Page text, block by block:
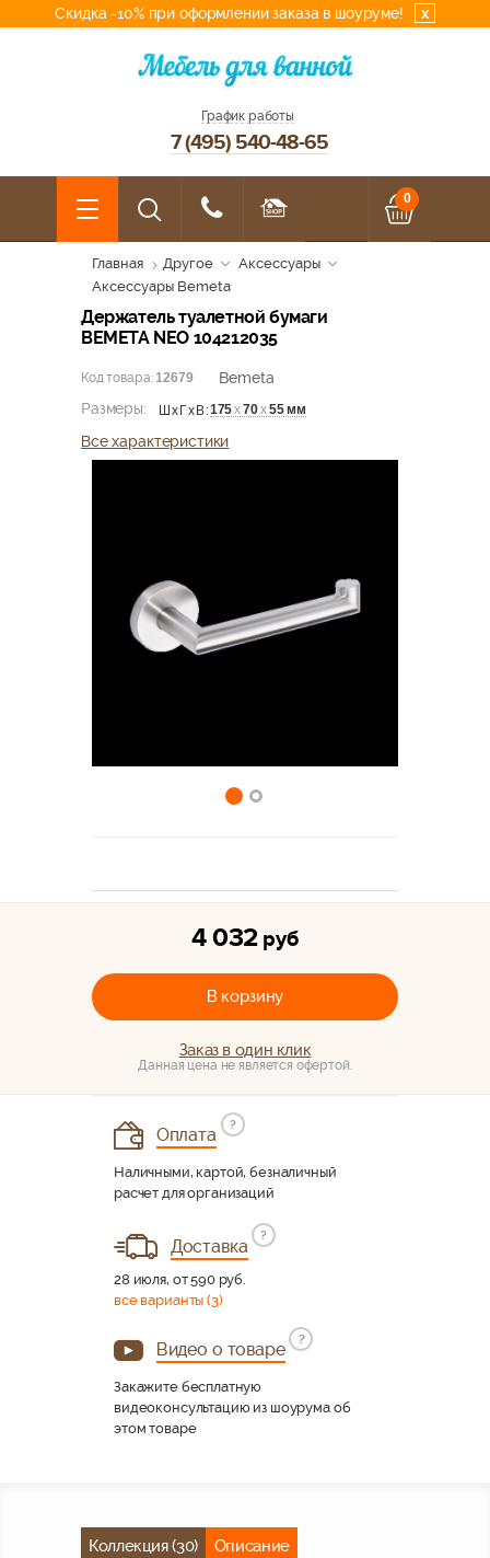
Скидка -10% при оформлении заказа в шоуруме! x
График работы
7 (495) 540-48-65
0
Главная Другое
Аксессуары
Аксессуары Bemeta
Держатель туалетной бумаги
BEMETA NEO 104212035
Код товара: 12679
Bemeta
Размеры:
ШхГхВ:175х70х55 мм
Все характеристики
4 032руб
В корзину
Заказ в один клик
Данная цена не является офертой.
Оплата
?
Наличными, картой, безналичный
расчет для организаций
Доставка
?
28 июля, от 590 руб.
все варианты (3)
Видео о товаре
?
Закажите бесплатную
видеоконсультацию из шоурума об
этом товаре
Коллекция (30) Описание